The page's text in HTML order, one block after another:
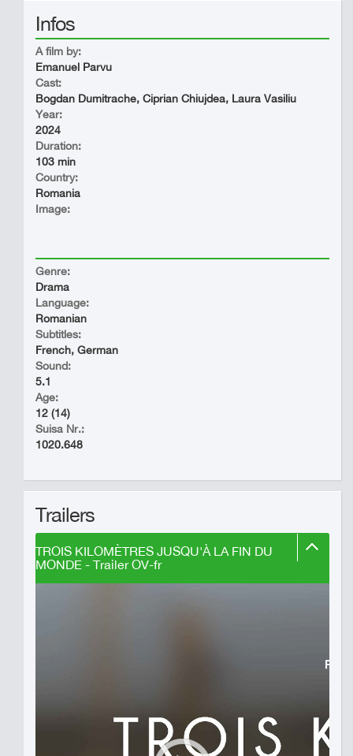
Infos
A film by:
Emanuel Parvu
Cast:
Bogdan Dumitrache, Ciprian Chiujdea, Laura Vasiliu
Year:
2024
Duration:
103 min
Country:
Romania
Image:
Genre:
Drama
Language:
Romanian
Subtitles:
French, German
Sound:
5.1
Age:
12 (14)
Suisa Nr.:
1020.648
Trailers
TROIS KILOMÈTRES JUSQU'À LA FIN DU
MONDE - Trailer OV-fr